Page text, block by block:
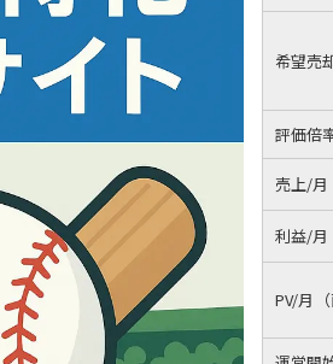
希望売
評価倍
売上/月
利益/月
PV/月（